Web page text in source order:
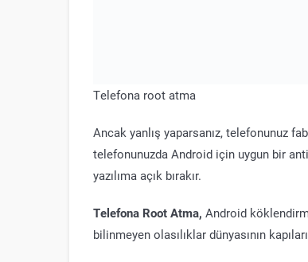
Telefona root atma
Ancak yanlış yaparsanız, telefonunuz
telefonunuzda Android için uygun bir
yazılıma açık bırakır.
Telefona Root Atma, Android
bilinmeyen olasılıklar dünyasının